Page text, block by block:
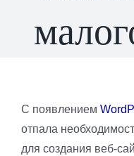
С появлением
отпала
для создания веб-